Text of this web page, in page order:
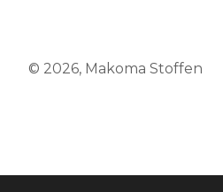
© 2026, Makoma Stoffen